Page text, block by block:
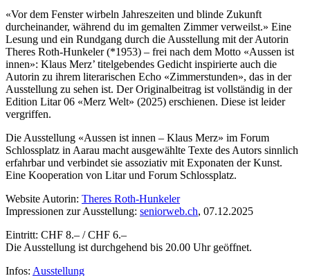
«Vor dem Fenster wirbeln Jahreszeiten und blinde Zukunft
durcheinander, während du im gemalten Zimmer verweilst.» Eine
Lesung und ein Rundgang durch die Ausstellung mit der Autorin
Theres Roth-Hunkeler (*1953) – frei nach dem Motto «Aussen ist
innen»: Klaus Merz’ titelgebendes Gedicht inspirierte auch die
Autorin zu ihrem literarischen Echo «Zimmerstunden», das in der
Ausstellung zu sehen ist. Der Originalbeitrag ist vollständig in der
Edition Litar 06 «Merz Welt» (2025) erschienen. Diese ist leider
vergriffen.
Die Ausstellung «Aussen ist innen – Klaus Merz» im Forum
Schlossplatz in Aarau macht ausgewählte Texte des Autors sinnlich
erfahrbar und verbindet sie assoziativ mit Exponaten der Kunst.
Eine Kooperation von Litar und Forum Schlossplatz.
Website Autorin: Theres Roth-Hunkeler
Impressionen zur Ausstellung: seniorweb.ch, 07.12.2025
Eintritt: CHF 8.– / CHF 6.–
Die Ausstellung ist durchgehend bis 20.00 Uhr geöffnet.
Infos: Ausstellung